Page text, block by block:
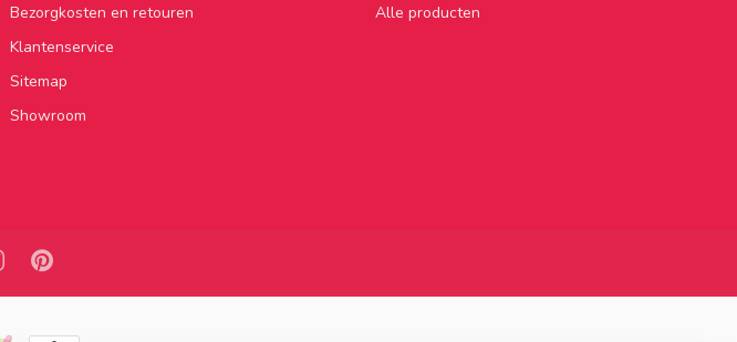
Bezorgkosten en retouren
Klantenservice
Sitemap
Showroom
Alle producten